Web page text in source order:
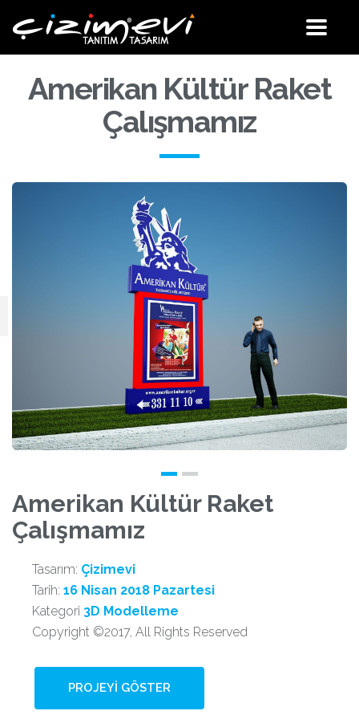
Site
Amerikan Kültür Raket
Çalışmamız
Amerikan Kültür Raket
Çalışmamız
Tasarım: Çizimevi
Tarih: 16 Nisan 2018 Pazartesi
Kategori 3D Modelleme
Copyright ©2017, All Rights Reserved
PROJEYI GÖSTER